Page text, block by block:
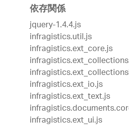
依存関係
jquery-1.4.4.js
infragistics.util.js
infragistics.ext_core.js
infragistics.ext_io.js
infragistics.ext_text.js
infragistics.ext_ui.js